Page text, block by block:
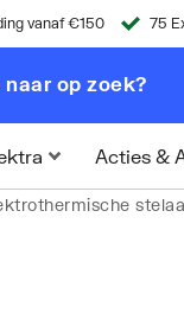
vanaf €150 75
Acties &